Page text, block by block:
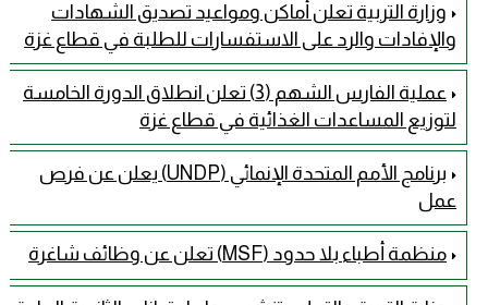
وزارة التربية تعلن أماكن ومواعيد تصديق الشهادات
والإفادات والرد على الاستفسارات للطلبة في قطاع غزة
عملية الفارس الشهم (3) تعلن انطلاق الدورة الخامسة
لتوزيع المساعدات الغذائية في قطاع غزة
برنامج الأمم المتحدة الإنمائي (UNDP) يعلن عن فرص
عمل
منظمة أطباء بلا حدود (MSF) تعلن عن وظائف شاغرة